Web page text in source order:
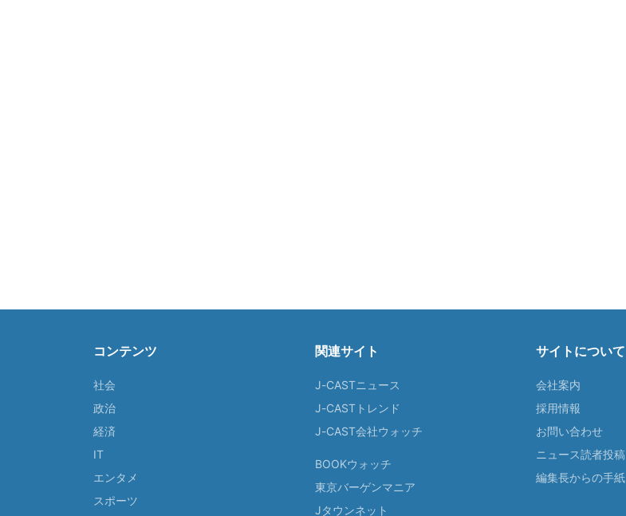
コンテンツ
社会
政治
経済
IT
エンタメ
スポーツ
関連サイト
J-CASTニュース
J-CASTトレンド
J-CAST会社ウォッチ
BOOKウォッチ
東京バーゲンマニア
Jタウンネット
サイトについて
会社案内
採用情報
お問い合わせ
ニュース読者投稿
編集長からの手紙